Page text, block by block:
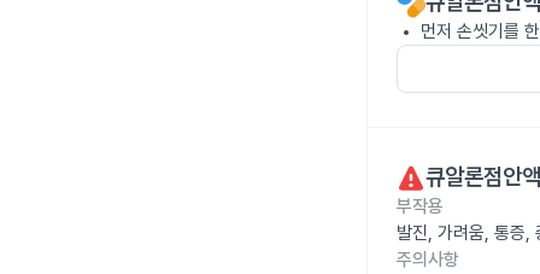
먼저 손씻기를
큐알론점안
부작용
발진, 가려움, 통증,
주의사항